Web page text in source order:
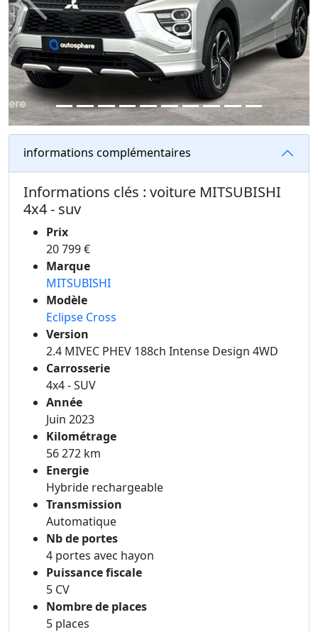
Previous Next
informations complémentaires
Informations clés : voiture MITSUBISHI
4x4 - suv
Prix
20 799 €
Marque
MITSUBISHI
Modèle
Eclipse Cross
Version
2.4 MIVEC PHEV 188ch Intense Design 4WD
Carrosserie
4x4 - SUV
Année
Juin 2023
Kilométrage
56 272 km
Energie
Hybride rechargeable
Transmission
Automatique
Nb de portes
4 portes avec hayon
Puissance fiscale
5 CV
Nombre de places
5 places